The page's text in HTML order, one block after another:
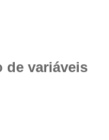
de variáveis